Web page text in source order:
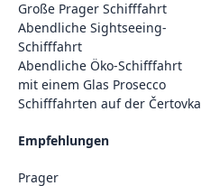
Große Prager Schifffahrt
Abendliche Sightseeing-
Schifffahrt
Abendliche Öko-Schifffahrt
mit einem Glas Prosecco
Schifffahrten auf der Čertovka
Empfehlungen
Prager